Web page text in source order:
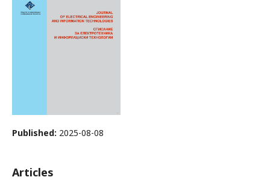
Published: 2025-08-08
Articles